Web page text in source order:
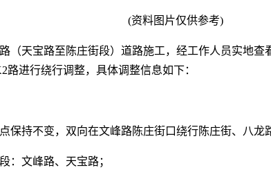
(资料图片仅供参考)
（天宝路至陈庄街段）道路施工，经工作人员实地查
路进行绕行调整，具体调整信息如下：
保持不变，双向在文峰路陈庄街口绕行陈庄街、八龙
：文峰路、天宝路；